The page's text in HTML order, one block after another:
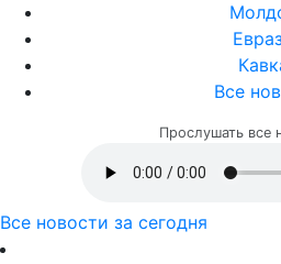
Все
Прослушать все
Все новости за сегодня